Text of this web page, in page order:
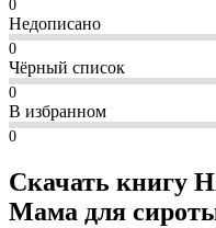
0
Недописано
0
Чёрный список
0
В избранном
0
Скачать книгу
Мама для